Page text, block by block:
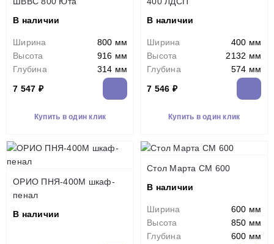
В наличии
Ширина
800 мм
Высота
916 мм
Глубина
314 мм
7 547 ₽
Купить в один клик
В наличии
Ширина
400 мм
Высота
2132 мм
Глубина
574 мм
7 546 ₽
Купить в один клик
ОРИО ПНЯ-400М шкаф-
пенал
В наличии
Стол Марта СМ 600
В наличии
Ширина
600 мм
Высота
850 мм
Глубина
600 мм